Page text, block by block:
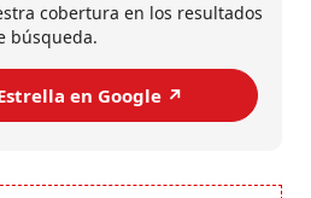
cobertura en los resultados
búsqueda.
en Google ↗️